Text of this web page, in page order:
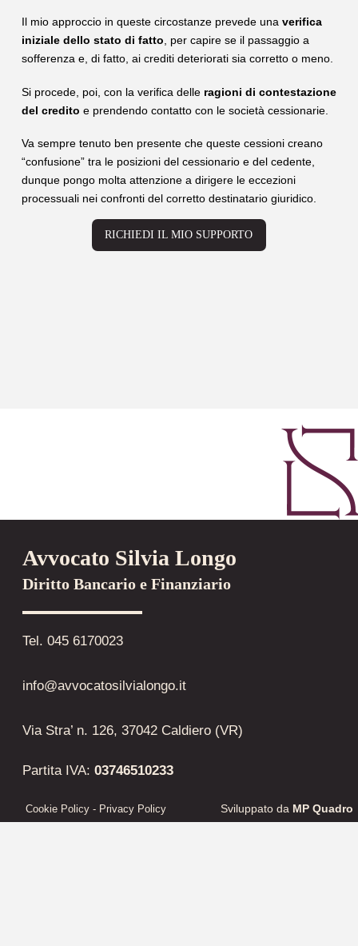
Il mio approccio in queste circostanze prevede una verifica
iniziale dello stato di fatto, per capire se il passaggio a
sofferenza e, di fatto, ai crediti deteriorati sia corretto o meno.
Si procede, poi, con la verifica delle ragioni di contestazione
del credito e prendendo contatto con le società cessionarie.
Va sempre tenuto ben presente che queste cessioni creano
“confusione” tra le posizioni del cessionario e del cedente,
dunque pongo molta attenzione a dirigere le eccezioni
processuali nei confronti del corretto destinatario giuridico.
RICHIEDI IL MIO SUPPORTO
Avvocato Silvia Longo
Diritto Bancario e Finanziario
Tel. 045 6170023
info@avvocatosilvialongo.it
Via Stra’ n. 126, 37042 Caldiero (VR)
Partita IVA: 03746510233
Cookie Policy - Privacy Policy Sviluppato da MP Quadro